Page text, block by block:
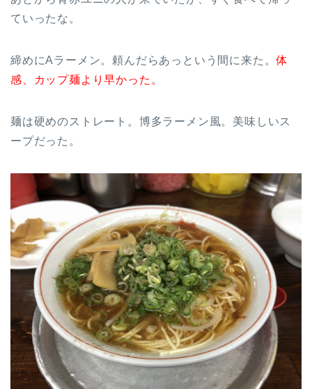
ていったな。
締めにAラーメン。頼んだらあっという間に来た。体
感、カップ麺より早かった。
麺は硬めのストレート。博多ラーメン風。美味しいス
ープだった。